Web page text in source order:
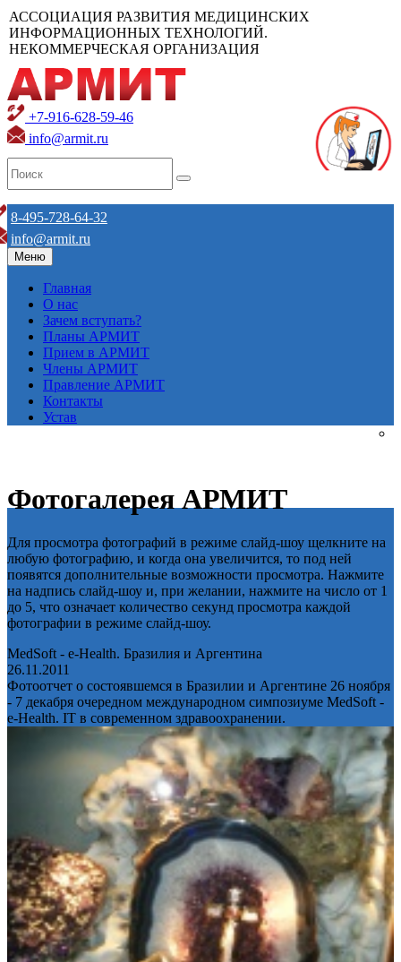
АССОЦИАЦИЯ РАЗВИТИЯ МЕДИЦИНСКИХ
ИНФОРМАЦИОННЫХ ТЕХНОЛОГИЙ.
НЕКОММЕРЧЕСКАЯ ОРГАНИЗАЦИЯ
+7-916-628-59-46
info@armit.ru
8-495-728-64-32
info@armit.ru
Меню
Главная
О нас
Зачем вступать?
Планы АРМИТ
Прием в АРМИТ
Члены АРМИТ
Правление АРМИТ
Контакты
Устав
Фотогалерея АРМИТ
Для просмотра фотографий в режиме слайд-шоу щелкните на
любую фотографию, и когда она увеличится, то под ней
появятся дополнительные возможности просмотра. Нажмите
на надпись слайд-шоу и, при желании, нажмите на число от 1
до 5, что означает количество секунд просмотра каждой
фотографии в режиме слайд-шоу.
MedSoft - e-Health. Бразилия и Аргентина
26.11.2011
Фотоотчет о состоявшемся в Бразилии и Аргентине 26 ноября
- 7 декабря очередном международном симпозиуме MedSoft -
e-Health. IT в современном здравоохранении.